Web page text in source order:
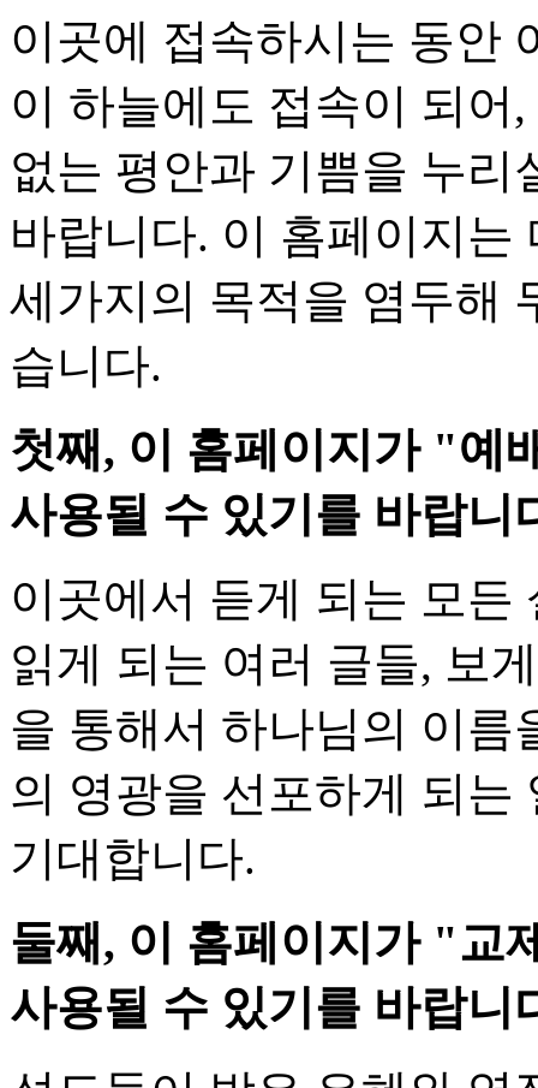
이곳에 접속하시는 동안
이 하늘에도 접속이 되어
없는 평안과 기쁨을 누리
바랍니다. 이 홈페이지는
세가지의 목적을 염두해
습니다.
첫째, 이 홈페이지가 "예
사용될 수 있기를 바랍니
이곳에서 듣게 되는 모든
읽게 되는 여러 글들, 보
을 통해서 하나님의 이름
의 영광을 선포하게 되는
기대합니다.
둘째, 이 홈페이지가 "교
사용될 수 있기를 바랍니